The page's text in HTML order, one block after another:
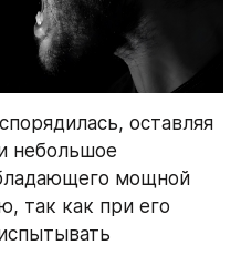
оставляя
небольшое
мощной
так как при его